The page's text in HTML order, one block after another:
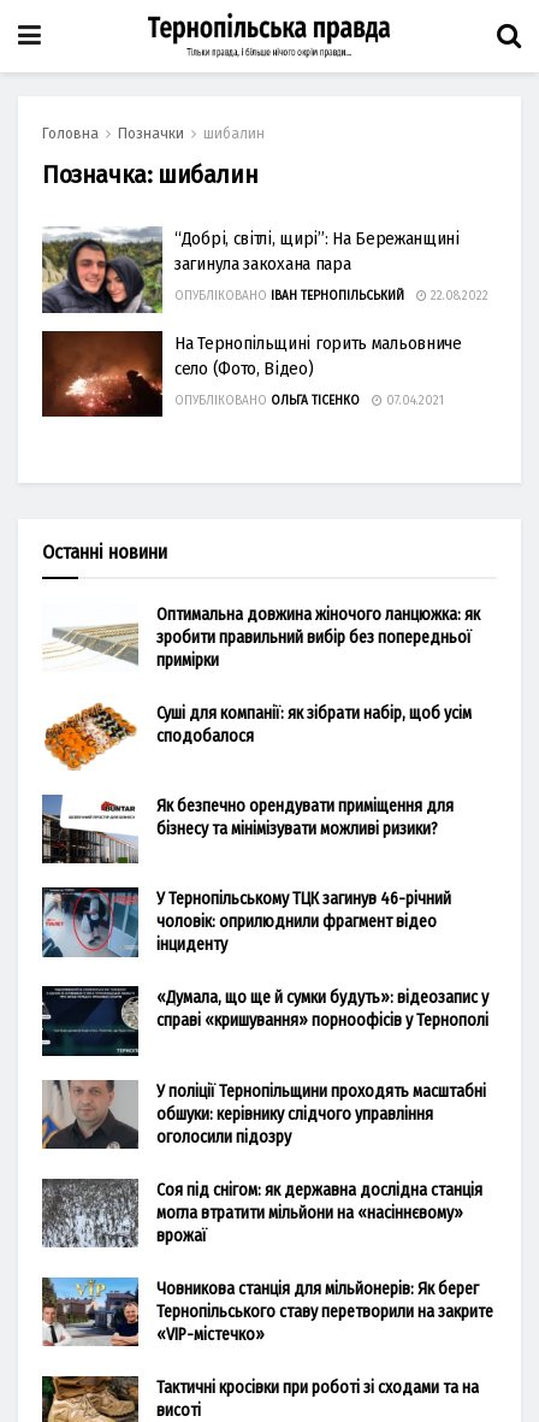
Головна Позначки шибалин
Позначка: шибалин
“Добрі, світлі, щирі”: На Бережанщині
загинула закохана пара
ОПУБЛІКОВАНО ІВАН ТЕРНОПІЛЬСЬКИЙ 22.08.2022
На Тернопільщині горить мальовниче
село (Фото, Відео)
ОПУБЛІКОВАНО ОЛЬГА ТІСЕНКО 07.04.2021
Останні новини
Оптимальна довжина жіночого ланцюжка: як
зробити правильний вибір без попередньої
примірки
Суші для компанії: як зібрати набір, щоб усім
сподобалося
Як безпечно орендувати приміщення для
бізнесу та мінімізувати можливі ризики?
У Тернопільському ТЦК загинув 46-річний
чоловік: оприлюднили фрагмент відео
інциденту
«Думала, що ще й сумки будуть»: відеозапис у
справі «кришування» порноофісів у Тернополі
У поліції Тернопільщини проходять масштабні
обшуки: керівнику слідчого управління
оголосили підозру
Соя під снігом: як державна дослідна станція
могла втратити мільйони на «насіннєвому»
врожаї
Човникова станція для мільйонерів: Як берег
Тернопільського ставу перетворили на закрите
«VIP-містечко»
Тактичні кросівки при роботі зі сходами та на
висоті